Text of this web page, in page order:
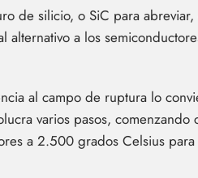
de silicio, o SiC para abreviar,
a los
al campo de ruptura lo
varios pasos, comenzando
a 2.500 grados Celsius